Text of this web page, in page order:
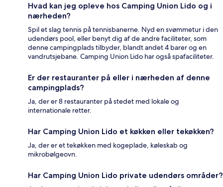
Hvad kan jeg opleve hos Camping Union Lido og i
nærheden?
Spil et slag tennis på tennisbanerne. Nyd en svømmetur i den
udendørs pool, eller benyt dig af de andre faciliteter, som
denne campingplads tilbyder, blandt andet 4 barer og en
vandrutsjebane. Camping Union Lido har også spafaciliteter.
Er der restauranter på eller i nærheden af denne
campingplads?
Ja, der er 8 restauranter på stedet med lokale og
internationale retter.
Har Camping Union Lido et køkken eller tekøkken?
Ja, der er et tekøkken med kogeplade, køleskab og
mikrobølgeovn.
Har Camping Union Lido private udendørs områder?